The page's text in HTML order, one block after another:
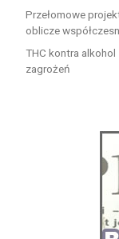
Przełomowe
oblicze
THC kontra
zagrożeń